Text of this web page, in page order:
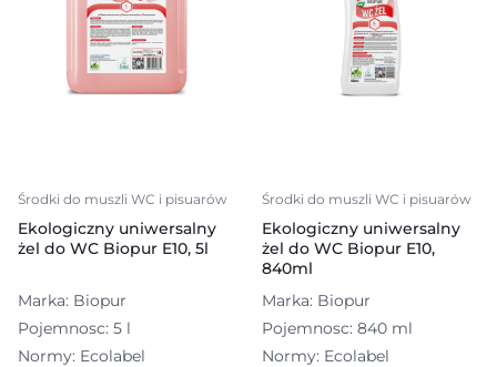
Środki do muszli WC i pisuarów
Ekologiczny uniwersalny
żel do WC Biopur E10, 5l
Marka: Biopur
Pojemnosc: 5 l
Normy: Ecolabel
Środki do muszli WC i pisuarów
Ekologiczny uniwersalny
żel do WC Biopur E10,
840ml
Marka: Biopur
Pojemnosc: 840 ml
Normy: Ecolabel